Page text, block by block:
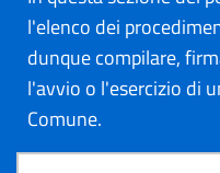
l'elenco dei
dunque compilare,
l'avvio o l'esercizio di
Comune.